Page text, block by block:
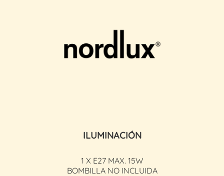
ILUMINACIÓN
1 X E27 MAX. 15W
BOMBILLA NO INCLUIDA